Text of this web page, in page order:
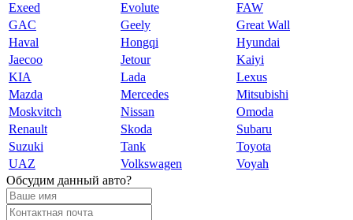
Exeed
Evolute
FAW
GAC
Geely
Great Wall
Haval
Hongqi
Hyundai
Jaecoo
Jetour
Kaiyi
KIA
Lada
Lexus
Mazda
Mercedes
Mitsubishi
Moskvitch
Nissan
Omoda
Renault
Skoda
Subaru
Suzuki
Tank
Toyota
UAZ
Volkswagen
Voyah
Обсудим данный авто?